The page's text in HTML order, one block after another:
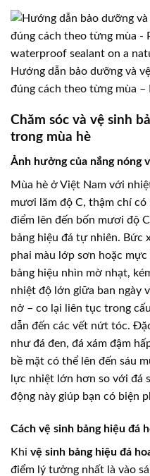
Hướng dẫn bảo dưỡng và
đúng cách theo từng mùa –
Chăm sóc và vệ sinh
trong mùa hè
Ảnh hưởng của nắng nóng
Mùa hè ở Việt Nam với
mươi lăm độ C, thậm chí
điểm lên đến bốn mươi độ
bảng hiệu đá tự nhiên. Bức
phai màu lớp sơn hoặc
bảng hiệu nhìn mờ nhạt,
nhiệt độ lớn giữa ban ngày
nở – co lại liên tục trong
dẫn đến các vết nứt tóc.
như đá đen, đá xám đậm
bề mặt có thể lên đến sáu
lực nhiệt lớn hơn so với đá
động này giúp bạn có biện
Cách vệ sinh bảng hiệu đá
Khi vệ sinh bảng hiệu đá
điểm lý tưởng nhất là vào